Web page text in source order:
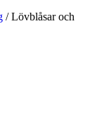
/ Lövblåsar och